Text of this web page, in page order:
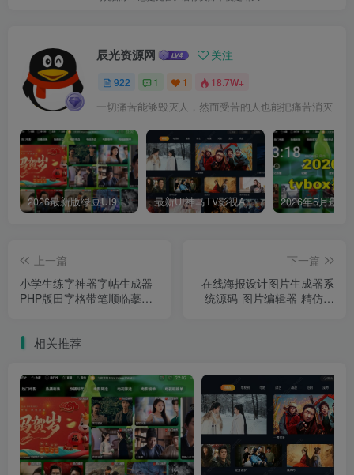
辰光资源网 关注
922 1 1 18.7W+
一切痛苦能够毁灭人，然而受苦的人也能把痛苦消灭
2026最新版绿豆UI9双端影视APP源码 最新UI神马TV影视APP源码 乐檬影视苹果CMS后台 包含前后端源码
上一篇
小学生练字神器字帖生成器
PHP版田字格带笔顺临摹练
下一篇
在线海报设计图片生成器系
统源码-图片编辑器-精仿稿
相关推荐